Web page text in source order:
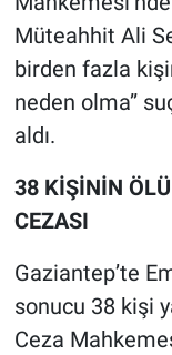
Müteahhit Ali
birden fazla
neden olma”
aldı.
38 KİŞİNİN
CEZASI
Gaziantep’te
sonucu 38 kişi
Ceza